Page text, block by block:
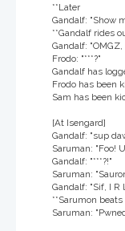
**Later
Gandalf: "Show
**Gandalf rides
Gandalf:
Frodo: "***?"
Gandalf has
Frodo has been
Sam has been
[At Isengard]
Gandalf: "sup
Saruman: "Foo!
Gandalf: "***?!"
Saruman:
Gandalf: "Sif, I R
**Sarumon
Saruman: